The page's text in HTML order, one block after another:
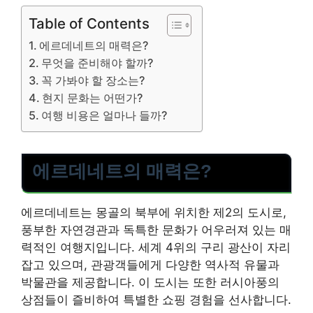
Table of Contents
에르데네트의 매력은?
무엇을 준비해야 할까?
꼭 가봐야 할 장소는?
현지 문화는 어떤가?
여행 비용은 얼마나 들까?
에르데네트의 매력은?
에르데네트는 몽골의 북부에 위치한 제2의 도시로,
풍부한 자연경관과 독특한 문화가 어우러져 있는 매
력적인 여행지입니다. 세계 4위의 구리 광산이 자리
잡고 있으며, 관광객들에게 다양한 역사적 유물과
박물관을 제공합니다. 이 도시는 또한 러시아풍의
상점들이 즐비하여 특별한 쇼핑 경험을 선사합니다.